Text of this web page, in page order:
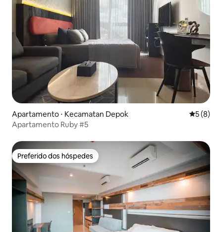
Apartamento ⋅ Kecamatan Depok 5 de
5 (8)
Apartamento Ruby #5
Preferido dos hóspedes
Preferido dos hóspedes